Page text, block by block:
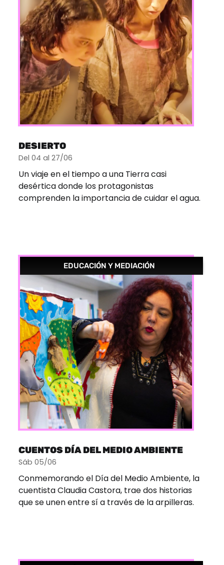
DESIERTO
Del 04 al 27/06
Un viaje en el tiempo a una Tierra casi
desértica donde los protagonistas
comprenden la importancia de cuidar el agua.
EDUCACIÓN Y MEDIACIÓN
CUENTOS DÍA DEL MEDIO AMBIENTE
Sáb 05/06
Conmemorando el Día del Medio Ambiente, la
cuentista Claudia Castora, trae dos historias
que se unen entre sí a través de la arpilleras.